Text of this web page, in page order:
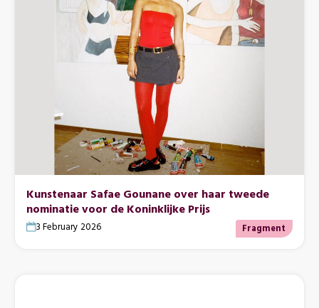
Kunstenaar Safae Gounane over haar tweede
nominatie voor de Koninklijke Prijs
3 February 2026 Fragment